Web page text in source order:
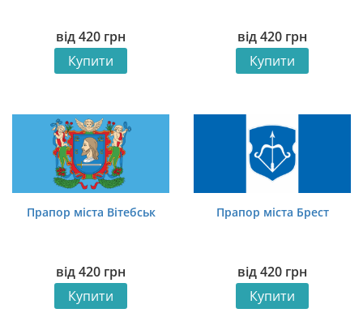
від420 грн
Купити
від420 грн
Купити
Прапор міста Вітебськ
від420 грн
Купити
Прапор міста Брест
від420 грн
Купити